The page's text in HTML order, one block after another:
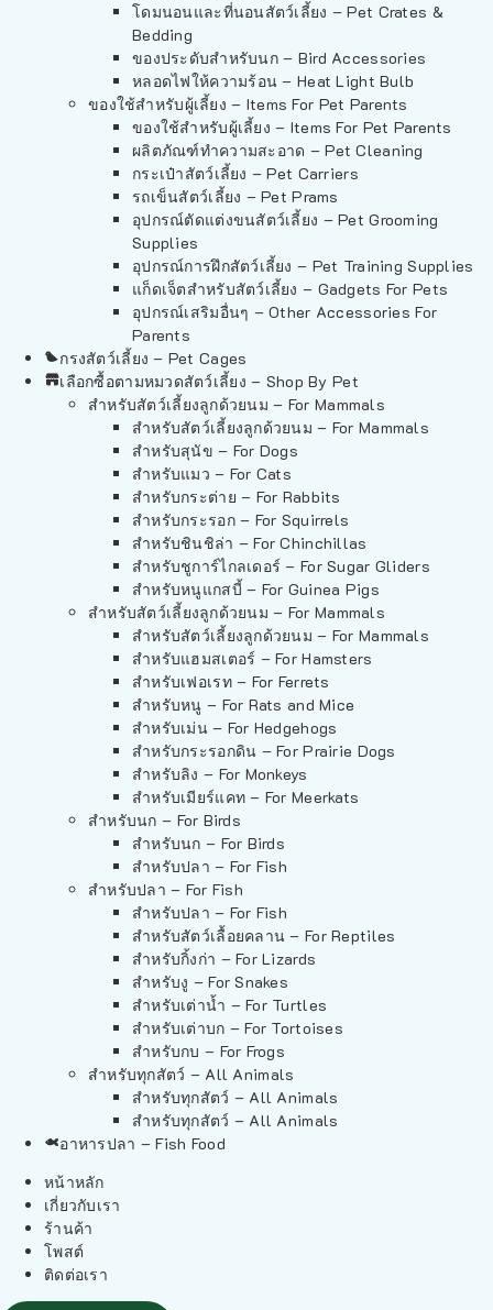
โดมนอนและที่นอนสัตว์เลี้ยง – Pet Crates &
Bedding
ของประดับสำหรับนก – Bird Accessories
หลอดไฟให้ความร้อน – Heat Light Bulb
ของใช้สำหรับผู้เลี้ยง – Items For Pet Parents
ของใช้สำหรับผู้เลี้ยง – Items For Pet Parents
ผลิตภัณฑ์ทำความสะอาด – Pet Cleaning
กระเป๋าสัตว์เลี้ยง – Pet Carriers
รถเข็นสัตว์เลี้ยง – Pet Prams
อุปกรณ์ตัดแต่งขนสัตว์เลี้ยง – Pet Grooming
Supplies
อุปกรณ์การฝึกสัตว์เลี้ยง – Pet Training Supplies
แก็ดเจ็ตสำหรับสัตว์เลี้ยง – Gadgets For Pets
อุปกรณ์เสริมอื่นๆ – Other Accessories For
Parents
กรงสัตว์เลี้ยง – Pet Cages
เลือกซื้อตามหมวดสัตว์เลี้ยง – Shop By Pet
สำหรับสัตว์เลี้ยงลูกด้วยนม – For Mammals
สำหรับสัตว์เลี้ยงลูกด้วยนม – For Mammals
สำหรับสุนัข – For Dogs
สำหรับแมว – For Cats
สำหรับกระต่าย – For Rabbits
สำหรับกระรอก – For Squirrels
สำหรับชินชิล่า – For Chinchillas
สำหรับชูการ์ไกลเดอร์ – For Sugar Gliders
สำหรับหนูแกสบี้ – For Guinea Pigs
สำหรับสัตว์เลี้ยงลูกด้วยนม – For Mammals
สำหรับสัตว์เลี้ยงลูกด้วยนม – For Mammals
สำหรับแฮมสเตอร์ – For Hamsters
สำหรับเฟอเรท – For Ferrets
สำหรับหนู – For Rats and Mice
สำหรับเม่น – For Hedgehogs
สำหรับกระรอกดิน – For Prairie Dogs
สำหรับลิง – For Monkeys
สำหรับเมียร์แคท – For Meerkats
สำหรับนก – For Birds
สำหรับนก – For Birds
สำหรับปลา – For Fish
สำหรับปลา – For Fish
สำหรับปลา – For Fish
สำหรับสัตว์เลื้อยคลาน – For Reptiles
สำหรับกิ้งก่า – For Lizards
สำหรับงู – For Snakes
สำหรับเต่าน้ำ – For Turtles
สำหรับเต่าบก – For Tortoises
สำหรับกบ – For Frogs
สำหรับทุกสัตว์ – All Animals
สำหรับทุกสัตว์ – All Animals
สำหรับทุกสัตว์ – All Animals
อาหารปลา – Fish Food
หน้าหลัก
เกี่ยวกับเรา
ร้านค้า
โพสต์
ติดต่อเรา